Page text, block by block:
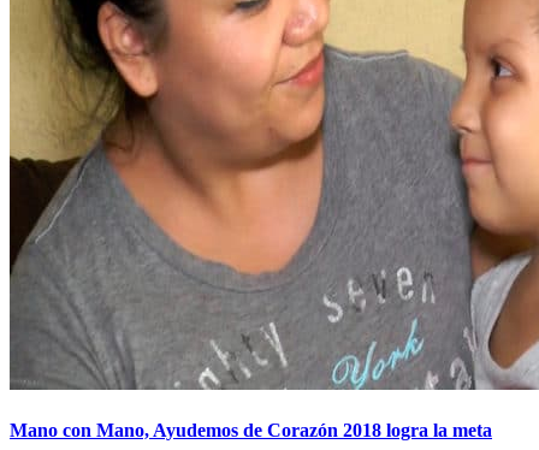
Mano con Mano, Ayudemos de Corazón 2018 logra la meta